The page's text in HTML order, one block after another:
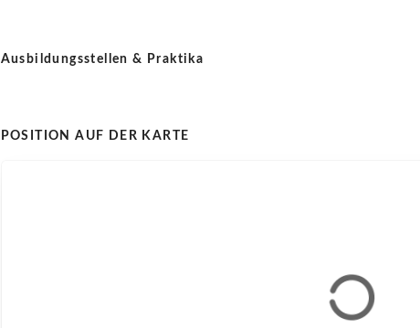
Ausbildungsstellen & Praktika
POSITION AUF DER KARTE